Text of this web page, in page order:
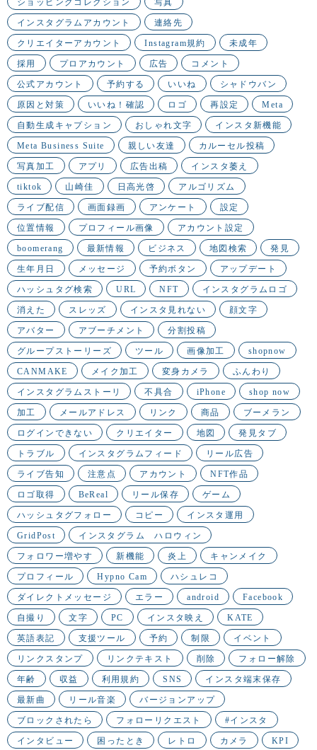
ショッピングコレクション 写真
インスタグラムアカウント 連絡先
クリエイターアカウント Instagram規約 未成年
採用 プロアカウント 広告 コメント
公式アカウント 予約する いいね シャドウバン
原因と対策 いいね！確認 ロゴ 再設定 Meta
自動生成キャプション おしゃれ文字 インスタ新機能
Meta Business Suite 親しい友達 カルーセル投稿
写真加工 アプリ 広告出稿 インスタ萎え
tiktok 山崎佳 日高光啓 アルゴリズム
ライブ配信 画面録画 アンケート 設定
位置情報 プロフィール画像 アカウント設定
boomerang 最新情報 ビジネス 地図検索 発見
生年月日 メッセージ 予約ボタン アップデート
ハッシュタグ検索 URL NFT インスタグラムロゴ
消えた スレッズ インスタ見れない 顔文字
アバター アブーチメント 分割投稿
グループストーリーズ ツール 画像加工 shopnow
CANMAKE メイク加工 変身カメラ ふんわり
インスタグラムストーリ 不具合 iPhone shop now
加工 メールアドレス リンク 商品 ブーメラン
ログインできない クリエイター 地図 発見タブ
トラブル インスタグラムフィード リール広告
ライブ告知 注意点 アカウント NFT作品
ロゴ取得 BeReal リール保存 ゲーム
ハッシュタグフォロー コピー インスタ運用
GridPost インスタグラム ハロウィン
フォロワー増やす 新機能 炎上 キャンメイク
プロフィール Hypno Cam ハシュレコ
ダイレクトメッセージ エラー android Facebook
自撮り 文字 PC インスタ映え KATE
英語表記 支援ツール 予約 制限 イベント
リンクスタンプ リンクテキスト 削除 フォロー解除
年齢 収益 利用規約 SNS インスタ端末保存
最新曲 リール音楽 バージョンアップ
ブロックされたら フォローリクエスト #インスタ
インタビュー 困ったとき レトロ カメラ KPI